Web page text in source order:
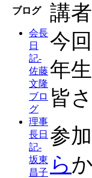
ブログ
会長
日
記-
佐藤
文隆
ブロ
グ
理事
長日
記-
坂東
昌子
講
今
年
皆
参
ら